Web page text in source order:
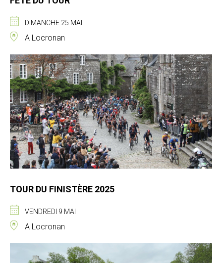
DIMANCHE 25 MAI
A Locronan
TOUR DU FINISTÈRE 2025
VENDREDI 9 MAI
A Locronan